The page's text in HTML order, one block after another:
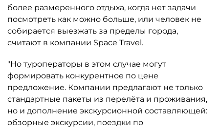
более размеренного отдыха, когда нет задачи
посмотреть как можно больше, или человек не
собирается выезжать за пределы города,
считают в компании Space Travel.
"Но туроператоры в этом случае могут
формировать конкурентное по цене
предложение. Компании предлагают не только
стандартные пакеты из перелёта и проживания,
но и дополнение экскурсионной составляющей:
обзорные экскурсии, поездки по